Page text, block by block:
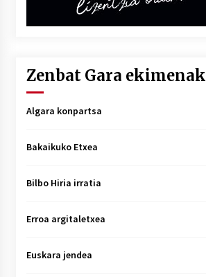
Zenbat Gara ekimenak
Algara konpartsa
Bakaikuko Etxea
Bilbo Hiria irratia
Erroa argitaletxea
Euskara jendea